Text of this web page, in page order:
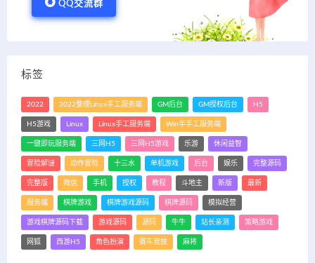
QQ交流群
标签
2022 2022整理Linux手工服务端 GM后台 GM授权后台 H5
H5游戏 Linux Linux手工服务端 Win半手工服务端
一键即玩服务端 三网H5 三网H5游戏 乐游 休闲益智
冒险解谜 动作冒险 十三水 单机游戏 后台 娱乐 完整源码
完整版 微信 手机 授权 教程 斗地主 新版 最新
服务端 棋牌游戏 棋牌游戏源码 棋牌源码 模拟经营
游戏棋牌源码下载 游戏源码 源码 牛牛 站长亲测 策略游戏
网狐 西游H5 角色扮演 赛车竞技 麻将